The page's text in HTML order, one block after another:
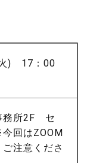
) 17：00
務所2F セ
回はZOOM
注意くださ